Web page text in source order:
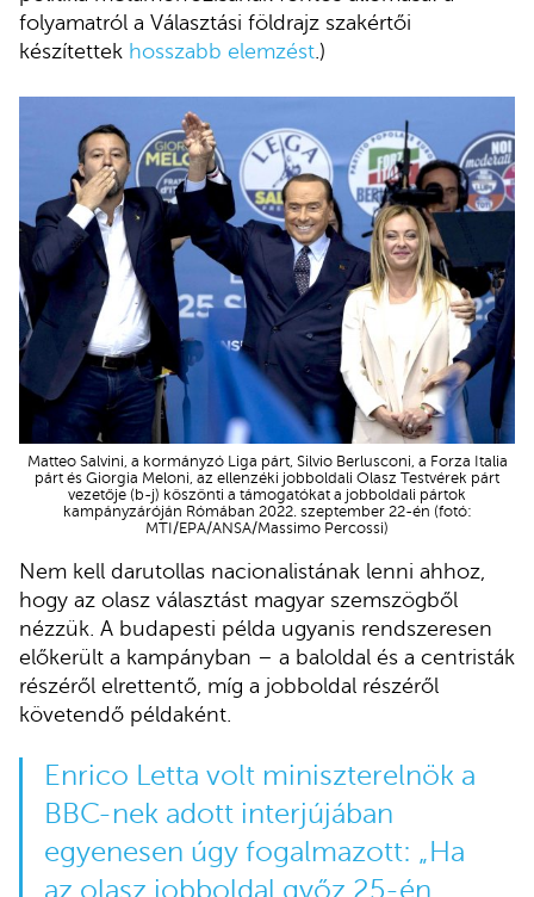
folyamatról a Választási földrajz szakértői
készítettek hosszabb elemzést.)
Matteo Salvini, a kormányzó Liga párt, Silvio Berlusconi, a Forza Italia
párt és Giorgia Meloni, az ellenzéki jobboldali Olasz Testvérek párt
vezetője (b-j) köszönti a támogatókat a jobboldali pártok
kampányzáróján Rómában 2022. szeptember 22-én (fotó:
MTI/EPA/ANSA/Massimo Percossi)
Nem kell darutollas nacionalistának lenni ahhoz,
hogy az olasz választást magyar szemszögből
nézzük. A budapesti példa ugyanis rendszeresen
előkerült a kampányban – a baloldal és a centristák
részéről elrettentő, míg a jobboldal részéről
követendő példaként.
Enrico Letta volt miniszterelnök a
BBC-nek adott interjújában
egyenesen úgy fogalmazott: „Ha